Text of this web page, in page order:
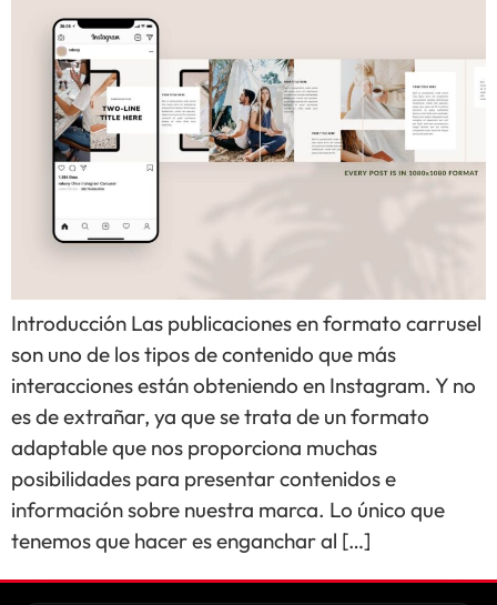
Introducción Las publicaciones en formato carrusel
son uno de los tipos de contenido que más
interacciones están obteniendo en Instagram. Y no
es de extrañar, ya que se trata de un formato
adaptable que nos proporciona muchas
posibilidades para presentar contenidos e
información sobre nuestra marca. Lo único que
tenemos que hacer es enganchar al […]